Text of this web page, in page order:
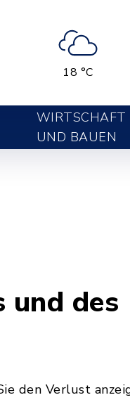
18 °C
WIRTSCHAFT
UND BAUEN
und des
den Verlust